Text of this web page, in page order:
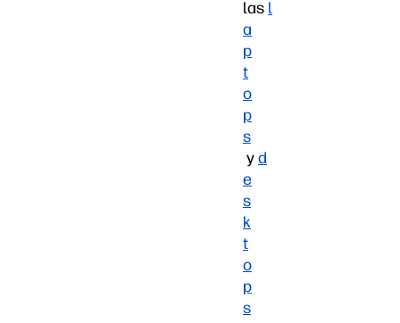
las l
a
p
t
o
p
s
yd
e
s
k
t
o
p
s